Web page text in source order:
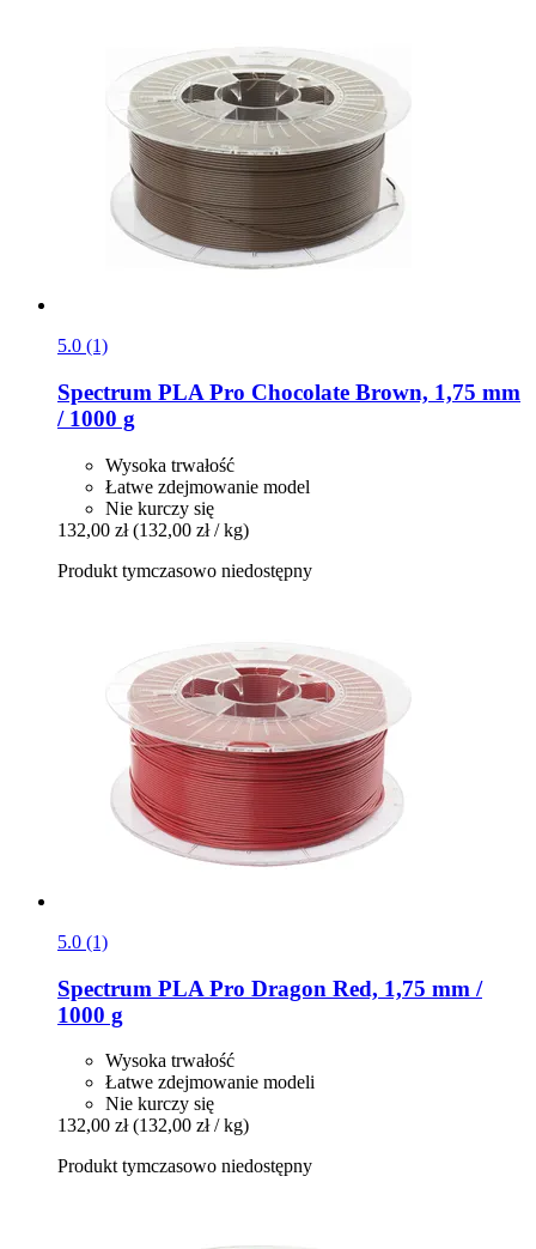
5.0 (1)
Spectrum PLA Pro Chocolate Brown, 1,75 mm
/ 1000 g
Wysoka trwałość
Łatwe zdejmowanie model
Nie kurczy się
132,00 zł (132,00 zł / kg)
Produkt tymczasowo niedostępny
5.0 (1)
Spectrum PLA Pro Dragon Red, 1,75 mm /
1000 g
Wysoka trwałość
Łatwe zdejmowanie modeli
Nie kurczy się
132,00 zł (132,00 zł / kg)
Produkt tymczasowo niedostępny